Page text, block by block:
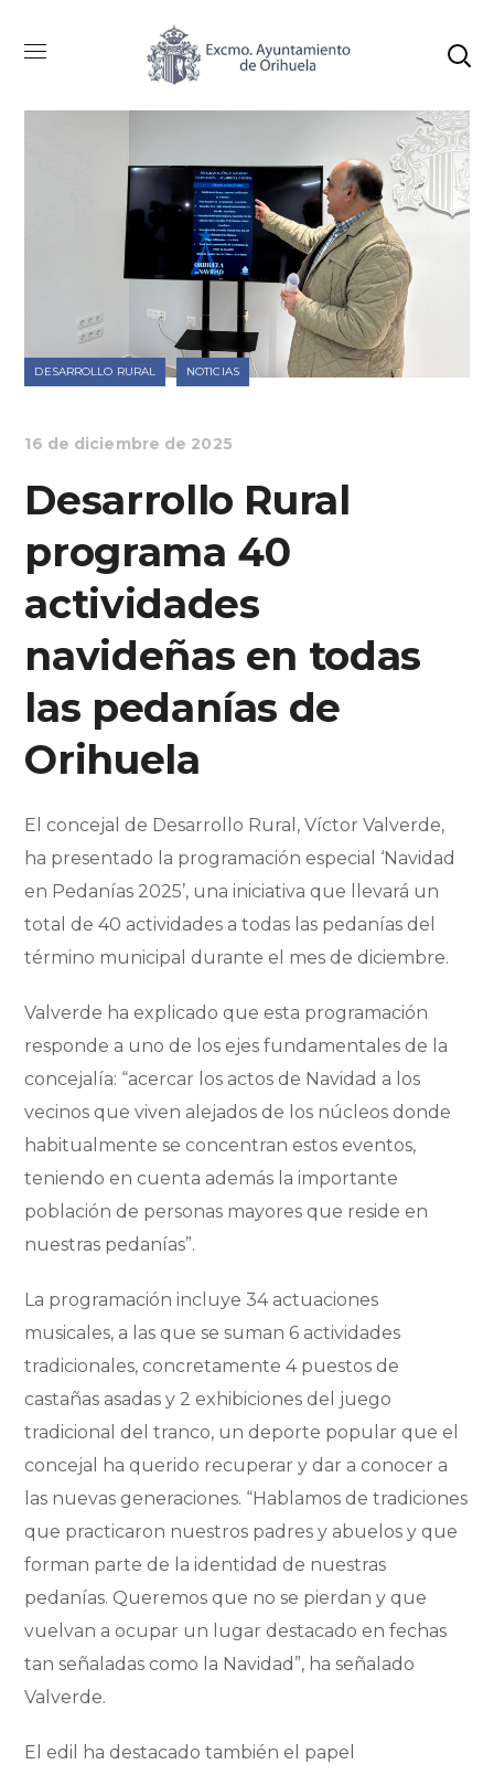
DESARROLLO RURAL NOTICIAS
16 de diciembre de 2025
Desarrollo Rural
programa 40
actividades
navideñas en todas
las pedanías de
Orihuela
El concejal de Desarrollo Rural, Víctor Valverde,
ha presentado la programación especial ‘Navidad
en Pedanías 2025’, una iniciativa que llevará un
total de 40 actividades a todas las pedanías del
término municipal durante el mes de diciembre.
Valverde ha explicado que esta programación
responde a uno de los ejes fundamentales de la
concejalía: “acercar los actos de Navidad a los
vecinos que viven alejados de los núcleos donde
habitualmente se concentran estos eventos,
teniendo en cuenta además la importante
población de personas mayores que reside en
nuestras pedanías”.
La programación incluye 34 actuaciones
musicales, a las que se suman 6 actividades
tradicionales, concretamente 4 puestos de
castañas asadas y 2 exhibiciones del juego
tradicional del tranco, un deporte popular que el
concejal ha querido recuperar y dar a conocer a
las nuevas generaciones. “Hablamos de tradiciones
que practicaron nuestros padres y abuelos y que
forman parte de la identidad de nuestras
pedanías. Queremos que no se pierdan y que
vuelvan a ocupar un lugar destacado en fechas
tan señaladas como la Navidad”, ha señalado
Valverde.
El edil ha destacado también el papel